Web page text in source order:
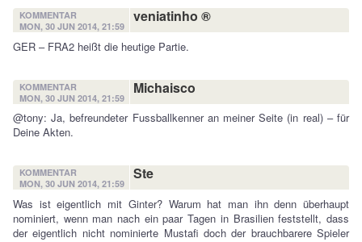
KOMMENTAR
MON, 30 JUN 2014, 21:59
veniatinho ®
GER – FRA2 heißt die heutige Partie.
KOMMENTAR
MON, 30 JUN 2014, 21:59
Michaisco
@tony: Ja, befreundeter Fussballkenner an meiner Seite (in real) – für
Deine Akten.
KOMMENTAR
MON, 30 JUN 2014, 21:59
Ste
Was ist eigentlich mit Ginter? Warum hat man ihn denn überhaupt
nominiert, wenn man nach ein paar Tagen in Brasilien feststellt, dass
der eigentlich nicht nominierte Mustafi doch der brauchbarere Spieler